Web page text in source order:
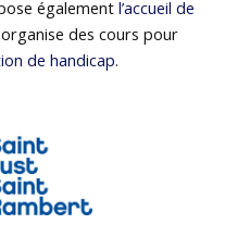
égalementl’accueil de
des cours pour
de handicap.